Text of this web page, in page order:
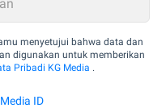
menyetujui bahwa data dan
digunakan untuk memberikan
Pribadi KG Media .
ID